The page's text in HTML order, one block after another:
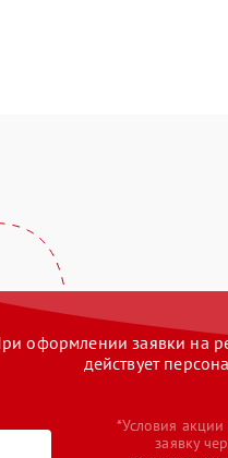
оформлении заявки на
действует
*Условия акции
заявку